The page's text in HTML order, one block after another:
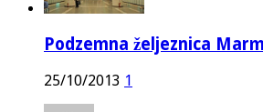
Podzemna željeznica
25/10/2013 1